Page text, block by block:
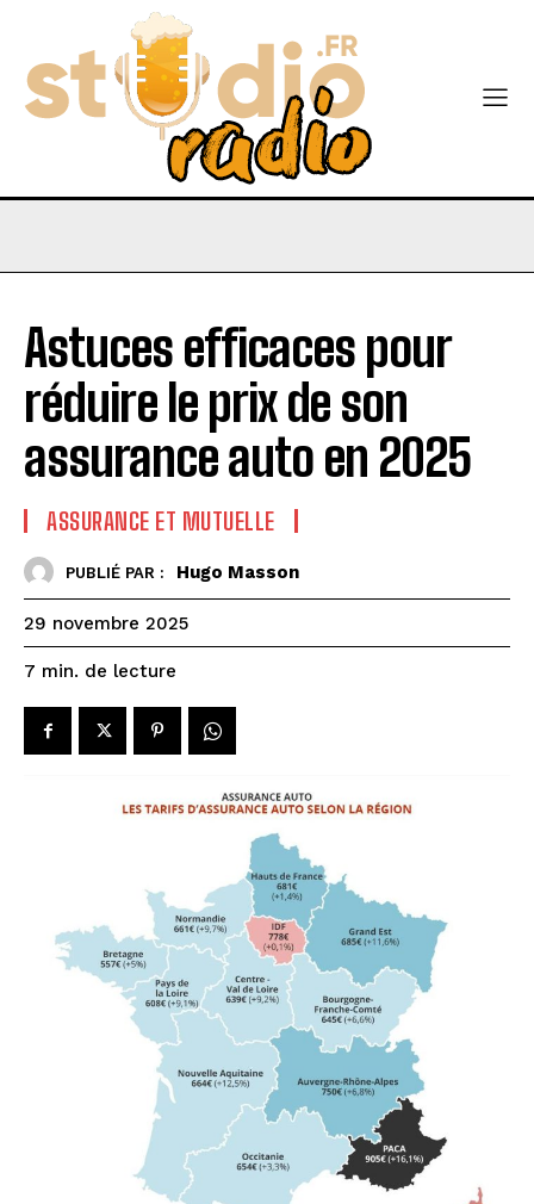
Astuces efficaces pour
réduire le prix de son
assurance auto en 2025
ASSURANCE ET MUTUELLE
PUBLIÉ PAR : Hugo Masson
29 novembre 2025
7 min. de lecture